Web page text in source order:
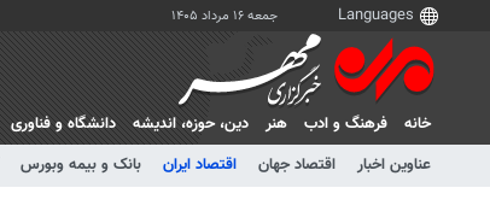
جمعه ۱۶ مرداد ۱۴۰۵
خانه فرهنگ و ادب هنر دين، حوزه، انديشه دانشگاه و فناوری
عناوین اخبار
اقتصاد جهان اقتصاد ایران بانک و بیمه وبورس